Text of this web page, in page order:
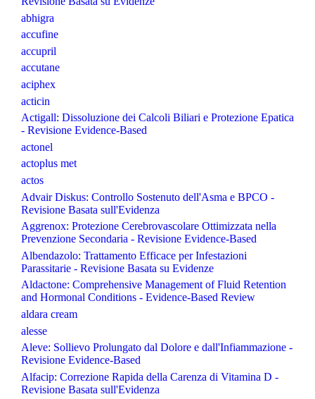
abhigra
accufine
accupril
accutane
aciphex
acticin
Actigall: Dissoluzione dei Calcoli Biliari e Protezione Epatica
- Revisione Evidence-Based
actonel
actoplus met
actos
Advair Diskus: Controllo Sostenuto dell'Asma e BPCO -
Revisione Basata sull'Evidenza
Aggrenox: Protezione Cerebrovascolare Ottimizzata nella
Prevenzione Secondaria - Revisione Evidence-Based
Albendazolo: Trattamento Efficace per Infestazioni
Parassitarie - Revisione Basata su Evidenze
Aldactone: Comprehensive Management of Fluid Retention
and Hormonal Conditions - Evidence-Based Review
aldara cream
alesse
Aleve: Sollievo Prolungato dal Dolore e dall'Infiammazione -
Revisione Evidence-Based
Alfacip: Correzione Rapida della Carenza di Vitamina D -
Revisione Basata sull'Evidenza